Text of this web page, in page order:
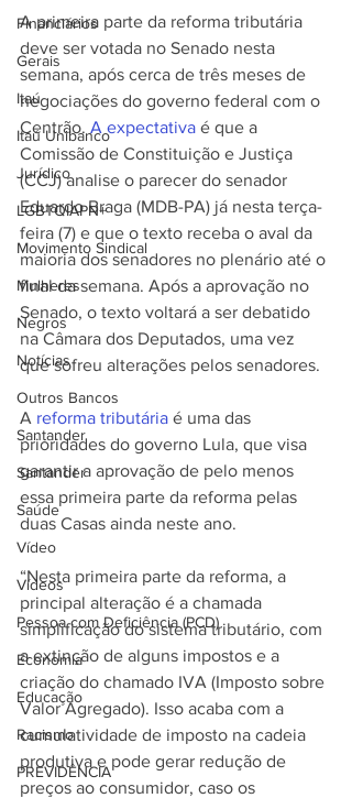
Financiários
Gerais
Itaú
Itaú Unibanco
Jurídico
LGBTQIAPN+
Movimento Sindical
Mulheres
Negros
Notícias
Outros Bancos
Santander
Santander
Saúde
Vídeo
Vídeos
Pessoa com Deficiência (PCD)
Economia
Educação
Racismo
PREVIDÊNCIA
A primeira parte da reforma tributária
deve ser votada no Senado nesta
semana, após cerca de três meses de
negociações do governo federal com o
Centrão. A expectativa é que a
Comissão de Constituição e Justiça
(CCJ) analise o parecer do senador
Eduardo Braga (MDB-PA) já nesta terça-
feira (7) e que o texto receba o aval da
maioria dos senadores no plenário até o
final da semana. Após a aprovação no
Senado, o texto voltará a ser debatido
na Câmara dos Deputados, uma vez
que sofreu alterações pelos senadores.
A reforma tributária é uma das
prioridades do governo Lula, que visa
garantir a aprovação de pelo menos
essa primeira parte da reforma pelas
duas Casas ainda neste ano.
“Nesta primeira parte da reforma, a
principal alteração é a chamada
simplificação do sistema tributário, com
a extinção de alguns impostos e a
criação do chamado IVA (Imposto sobre
Valor Agregado). Isso acaba com a
cumulatividade de imposto na cadeia
produtiva e pode gerar redução de
preços ao consumidor, caso os